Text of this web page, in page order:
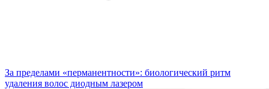
За пределами «перманентности»: биологический ритм
удаления волос диодным лазером